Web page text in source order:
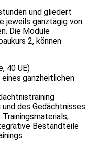
und gliedert
jeweils ganztägig von
Die Module
2, können
40 UE)
ganzheitlichen
des Gedächtnisses
Bestandteile